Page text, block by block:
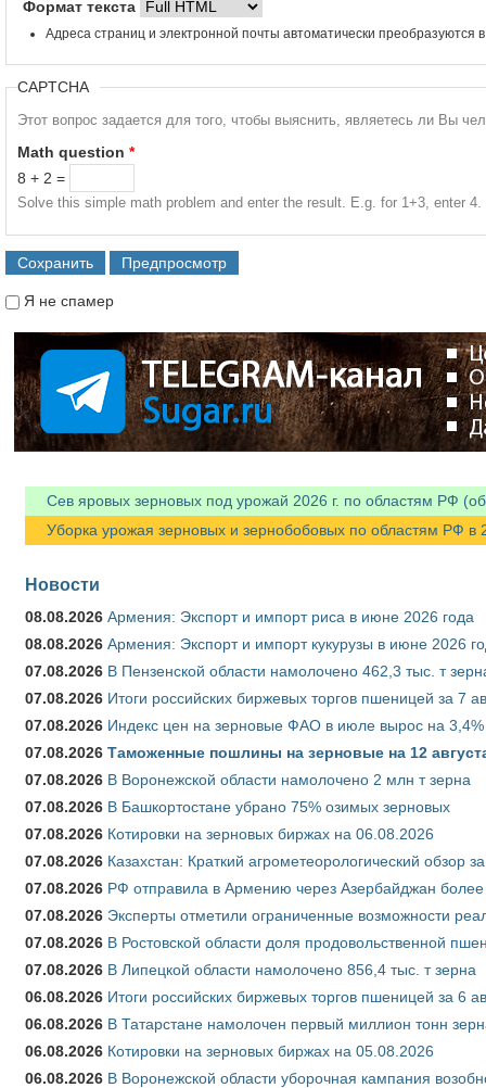
Формат текста
Адреса страниц и электронной почты автоматически преобразуются
CAPTCHA
Этот вопрос задается для того, чтобы выяснить, являетесь ли Вы
Math question *
8 + 2 =
Solve this simple math problem and enter the result. E.g. for 1+3, enter 4.
Я не спамер
Сев яровых зерновых под урожай 2026 г. по областям РФ
Уборка урожая зерновых и зернобобовых по областям РФ в
Новости
08.08.2026 Армения: Экспорт и импорт риса в июне 2026 года
08.08.2026 Армения: Экспорт и импорт кукурузы в июне 2026
07.08.2026 В Пензенской области намолочено 462,3 тыс. т
07.08.2026 Итоги российских биржевых торгов пшеницей за 7
07.08.2026 Индекс цен на зерновые ФАО в июле вырос на 3,4%
07.08.2026 Таможенные пошлины на зерновые на 12
07.08.2026 В Воронежской области намолочено 2 млн т зерна
07.08.2026 В Башкортостане убрано 75% озимых зерновых
07.08.2026 Котировки на зерновых биржах на 06.08.2026
07.08.2026 Казахстан: Краткий агрометеорологический обзор
07.08.2026 РФ отправила в Армению через Азербайджан более
07.08.2026 Эксперты отметили ограниченные возможности
07.08.2026 В Ростовской области доля продовольственной
07.08.2026 В Липецкой области намолочено 856,4 тыс. т зерна
06.08.2026 Итоги российских биржевых торгов пшеницей за 6
06.08.2026 В Татарстане намолочен первый миллион тонн
06.08.2026 Котировки на зерновых биржах на 05.08.2026
06.08.2026 В Воронежской области уборочная кампания